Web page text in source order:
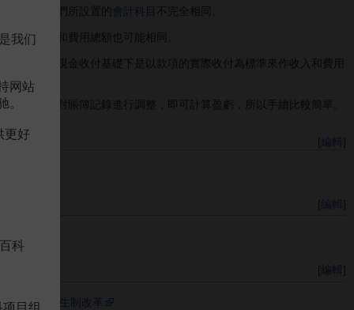
核算時他們所設置的 會計科目 不完全相同。
的收入和費用總額也可能相同。
。而在現金收付基礎下是以款項的實際收付為標準來作收入和費用
末不要對賬簿記錄進行調整，即可計算盈虧，所以手續比較簡單。
[編輯
[編輯
[編輯
向權責發生制改革
我们
网站
。
更好
科
目组